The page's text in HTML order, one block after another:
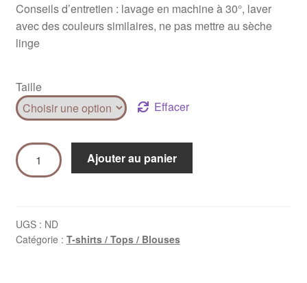
Conseils d’entretien : lavage en machine à 30°, laver
avec des couleurs similaires, ne pas mettre au sèche
linge
Taille
Effacer
Ajouter au panier
UGS : ND
Catégorie : T-shirts / Tops / Blouses